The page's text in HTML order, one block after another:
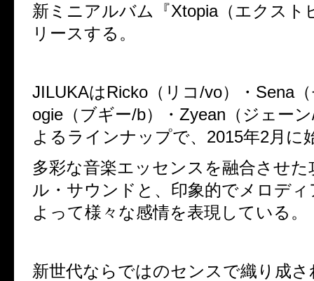
新ミニアルバム『Xtopia（エクスト
リースする。
JILUKAはRicko（リコ/vo）・Sena
ogie（ブギー/b）・Zyean（ジェー
よるラインナップで、2015年2月に
多彩な音楽エッセンスを融合させ
ル・サウンドと、印象的でメロデ
よって様々な感情を表現している。
新世代ならではのセンスで織り成